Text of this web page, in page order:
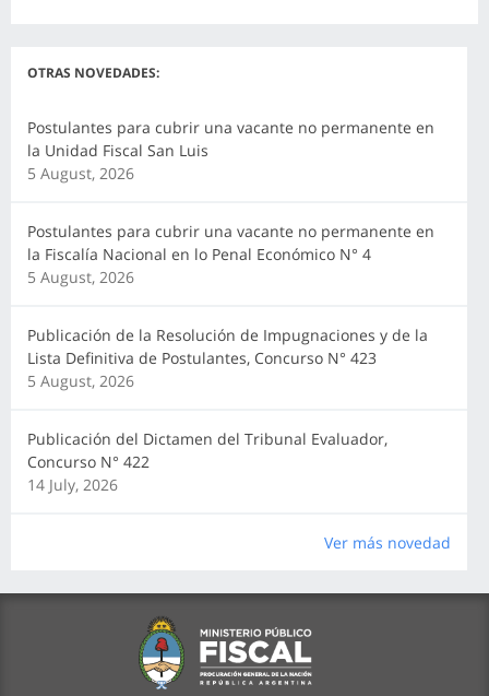
OTRAS NOVEDADES:
Postulantes para cubrir una vacante no permanente en
la Unidad Fiscal San Luis
5 August, 2026
Postulantes para cubrir una vacante no permanente en
la Fiscalía Nacional en lo Penal Económico N° 4
5 August, 2026
Publicación de la Resolución de Impugnaciones y de la
Lista Definitiva de Postulantes, Concurso N° 423
5 August, 2026
Publicación del Dictamen del Tribunal Evaluador,
Concurso N° 422
14 July, 2026
Ver más novedad